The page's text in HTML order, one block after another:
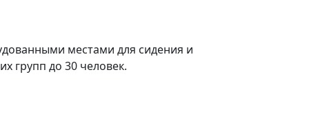
местами для сидения и
групп до 30 человек.